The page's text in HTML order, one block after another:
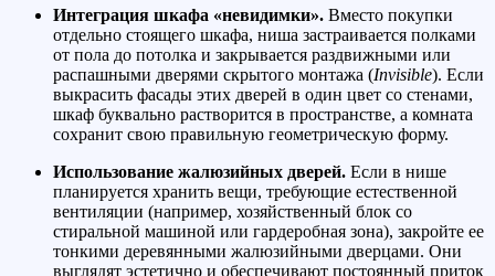
Интеграция шкафа «невидимки». Вместо покупки
отдельно стоящего шкафа, ниша застраивается полками
от пола до потолка и закрывается раздвижными или
распашными дверями скрытого монтажа (Invisible). Если
выкрасить фасады этих дверей в один цвет со стенами,
шкаф буквально растворится в пространстве, а комната
сохранит свою правильную геометрическую форму.
Использование жалюзийных дверей. Если в нише
планируется хранить вещи, требующие естественной
вентиляции (например, хозяйственный блок со
стиральной машиной или гардеробная зона), закройте ее
тонкими деревянными жалюзийными дверцами. Они
выглядят эстетично и обеспечивают постоянный приток